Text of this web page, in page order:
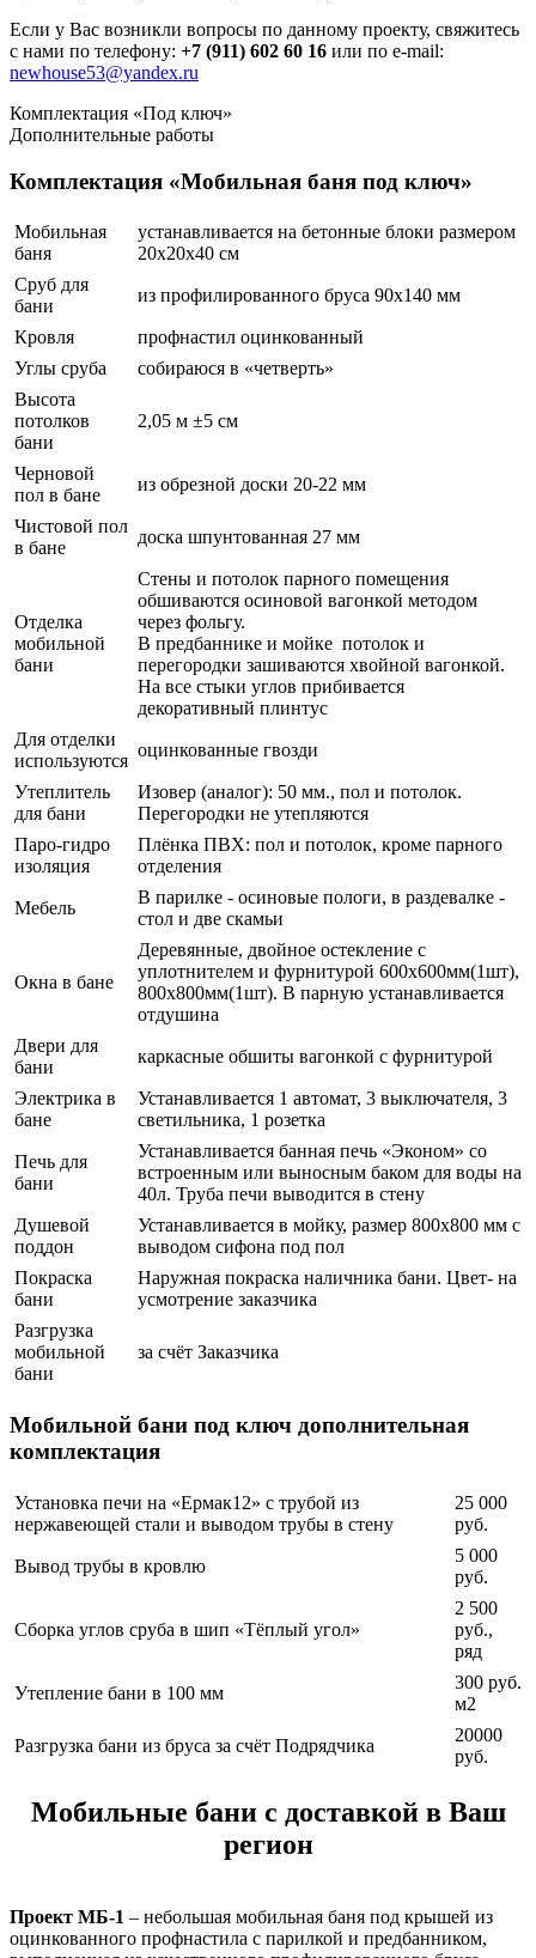
Если у Вас возникли вопросы по данному проекту, свяжитесь
с нами по телефону: +7 (911) 602 60 16 или по e-mail:
newhouse53@yandex.ru
Комплектация «Под ключ»
Дополнительные работы
Комплектация «Мобильная баня под ключ»
Мобильная
баня
устанавливается на бетонные блоки размером
20х20х40 см
Сруб для
бани
из профилированного бруса 90х140 мм
Кровля
профнастил оцинкованный
Углы сруба
собираюся в «четверть»
Высота
потолков
бани
2,05 м ±5 см
Черновой
пол в бане
из обрезной доски 20-22 мм
Чистовой пол
в бане
доска шпунтованная 27 мм
Отделка
мобильной
бани
Стены и потолок парного помещения
обшиваются осиновой вагонкой методом
через фольгу.
В предбаннике и мойке потолок и
перегородки зашиваются хвойной вагонкой.
На все стыки углов прибивается
декоративный плинтус
Для отделки
используются
оцинкованные гвозди
Утеплитель
для бани
Изовер (аналог): 50 мм., пол и потолок.
Перегородки не утепляются
Паро-гидро
изоляция
Плёнка ПВХ: пол и потолок, кроме парного
отделения
Мебель
В парилке - осиновые пологи, в раздевалке -
стол и две скамьи
Окна в бане
Деревянные, двойное остекление с
уплотнителем и фурнитурой 600х600мм(1шт),
800х800мм(1шт). В парную устанавливается
отдушина
Двери для
бани
каркасные обшиты вагонкой с фурнитурой
Электрика в
бане
Устанавливается 1 автомат, 3 выключателя, 3
светильника, 1 розетка
Печь для
бани
Устанавливается банная печь «Эконом» со
встроенным или выносным баком для воды на
40л. Труба печи выводится в стену
Душевой
поддон
Устанавливается в мойку, размер 800х800 мм с
выводом сифона под пол
Покраска
бани
Наружная покраска наличника бани. Цвет- на
усмотрение заказчика
Разгрузка
мобильной
бани
за счёт Заказчика
Мобильной бани под ключ дополнительная
комплектация
Установка печи на «Ермак12» с трубой из
нержавеющей стали и выводом трубы в стену
25 000
руб.
Вывод трубы в кровлю
5 000
руб.
Сборка углов сруба в шип «Тёплый угол»
2 500
руб.,
ряд
Утепление бани в 100 мм
300 руб.
м2
Разгрузка бани из бруса за счёт Подрядчика
20000
руб.
Мобильные бани с доставкой в Ваш
регион
Проект МБ-1 – небольшая мобильная баня под крышей из
оцинкованного профнастила с парилкой и предбанником,